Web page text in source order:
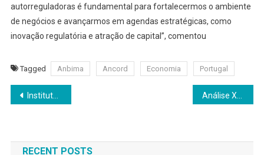
autorreguladoras é fundamental para fortalecermos o ambiente
de negócios e avançarmos em agendas estratégicas, como
inovação regulatória e atração de capital”, comentou
Tagged Anbima Ancord Economia Portugal
Navegação
Post
Instituto Tecnológico Inovação oferece 3 mil vagas de cursos gratuitos
RECENT POSTS